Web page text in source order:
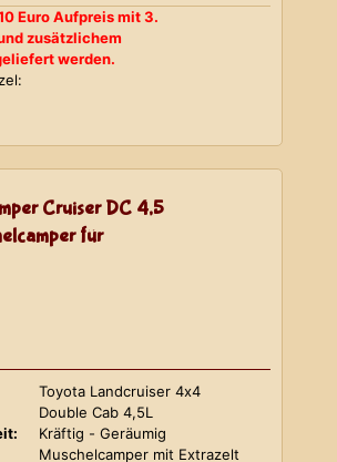
Euro Aufpreis mit 3.
zusätzlichem
werden.
Cruiser DC 4,5
für
Toyota Landcruiser 4x4
Double Cab 4,5L
Kräftig - Geräumig
Muschelcamper mit Extrazelt